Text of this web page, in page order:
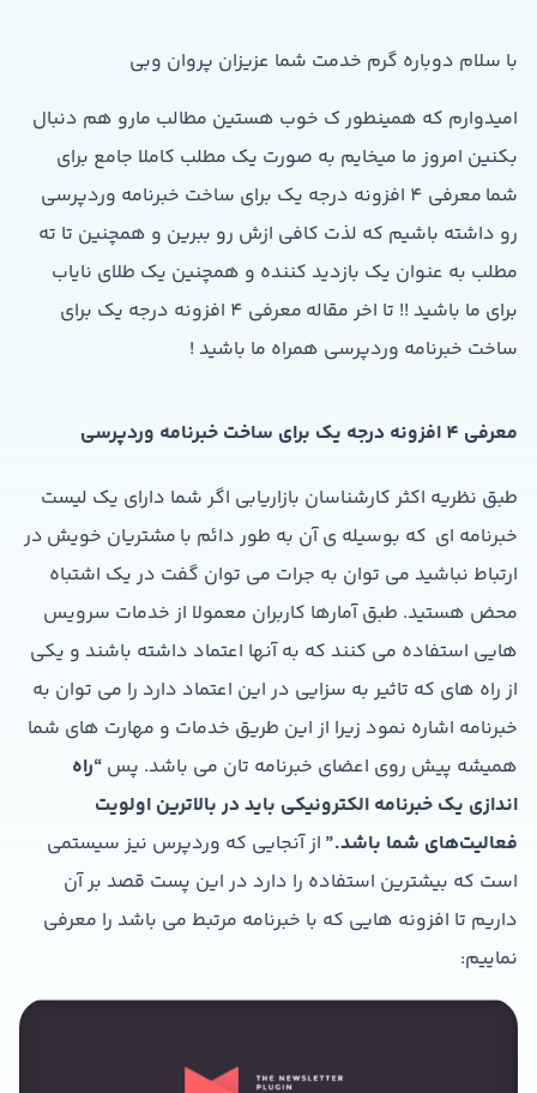
با سلام دوباره گرم خدمت شما عزیزان پروان وبی
امیدوارم که همینطور ک خوب هستین مطالب مارو هم دنبال
بکنین امروز ما میخایم به صورت یک مطلب کاملا جامع برای
شما معرفی 4 افزونه درجه یک برای ساخت خبرنامه وردپرسی
رو داشته باشیم که لذت کافی ازش رو ببرین و همچنین تا ته
مطلب به عنوان یک بازدید کننده و همچنین یک طلای نایاب
برای ما باشید !! تا اخر مقاله معرفی 4 افزونه درجه یک برای
ساخت خبرنامه وردپرسی همراه ما باشید !
معرفی 4 افزونه درجه یک برای ساخت خبرنامه وردپرسی
طبق نظریه اکثر کارشناسان بازاریابی اگر شما دارای یک لیست
خبرنامه ای که بوسیله ی آن به طور دائم با مشتریان خویش در
ارتباط نباشید می توان به جرات می توان گفت در یک اشتباه
محض هستید. طبق آمارها کاربران معمولا از خدمات سرویس
هایی استفاده می کنند که به آنها اعتماد داشته باشند و یکی
از راه های که تاثیر به سزایی در این اعتماد دارد را می توان به
خبرنامه اشاره نمود زیرا از این طریق خدمات و مهارت های شما
همیشه پیش روی اعضای خبرنامه تان می باشد. پس “راه
اندازي يك خبرنامه الكترونيكي بايد در بالاترين اولويت
فعاليت‌هاي شما باشد.” از آنجایی که وردپرس نیز سیستمی
است که بیشترین استفاده را دارد در این پست قصد بر آن
داریم تا افزونه هایی که با خبرنامه مرتبط می باشد را معرفی
نماییم: